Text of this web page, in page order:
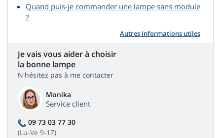
Quand puis-je commander une lampe sans module
?
Autres informations utiles
Je vais vous aider à choisir
la bonne lampe
N'hésitez pas à me contacter
Monika
Service client
09 73 03 77 30
(Lu-Ve 9-17)